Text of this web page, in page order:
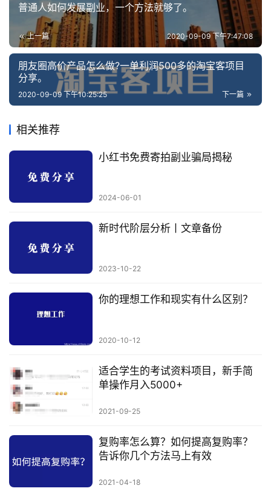
普通人如何发展副业，一个方法就够了。
上一篇 2020-09-09 下午7:47:08
朋友圈高价产品怎么做?一单利润500多的淘宝客项目
分享。
下一篇
2020-09-09 下午10:25:25
相关推荐
小红书免费寄拍副业骗局揭秘
2024-06-01
新时代阶层分析丨文章备份
2023-10-22
你的理想工作和现实有什么区别？
2020-10-12
适合学生的考试资料项目，新手简
单操作月入5000+
2021-09-25
复购率怎么算？如何提高复购率？
告诉你几个方法马上有效
2021-04-18